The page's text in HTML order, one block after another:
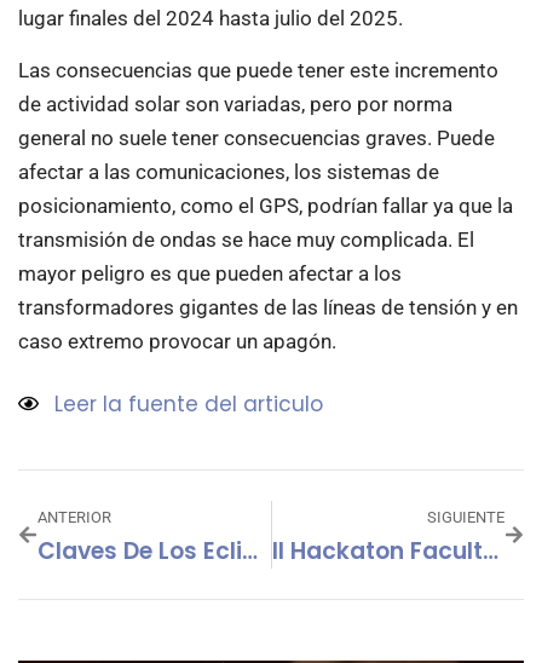
lugar finales del 2024 hasta julio del 2025.
Las consecuencias que puede tener este incremento
de actividad solar son variadas, pero por norma
general no suele tener consecuencias graves. Puede
afectar a las comunicaciones, los sistemas de
posicionamiento, como el GPS, podrían fallar ya que la
transmisión de ondas se hace muy complicada. El
mayor peligro es que pueden afectar a los
transformadores gigantes de las líneas de tensión y en
caso extremo provocar un apagón.
Leer la fuente del articulo
ANTERIOR
Claves De Los Eclipses Solares
SIGUIENTE
II Hackaton Facultad De Ciencias De La Universidad De Oviedo